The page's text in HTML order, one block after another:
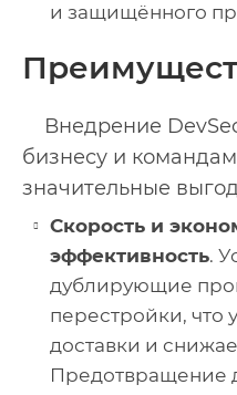
и защищённого
Внедрение
бизнесу и
значительные
Скорость и
эффективность.
дублирующие
перестройки, что
доставки и
Предотвращение